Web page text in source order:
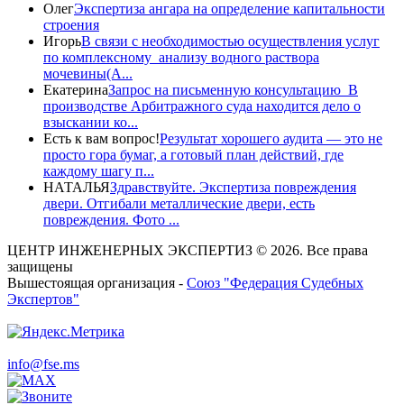
ОлегЭкспертиза ангара на определение капитальности
строения
ИгорьВ связи с необходимостью осуществления услуг
по комплексному анализу водного раствора
мочевины(A...
ЕкатеринаЗапрос на письменную консультацию В
производстве Арбитражного суда находится дело о
взыскании ко...
Есть к вам вопрос!Результат хорошего аудита — это не
просто гора бумаг, а готовый план действий, где
каждому шагу п...
НАТАЛЬЯЗдравствуйте. Экспертиза повреждения
двери. Отгибали металлические двери, есть
повреждения. Фото ...
ЦЕНТР ИНЖЕНЕРНЫХ ЭКСПЕРТИЗ © 2026. Все права
защищены
Вышестоящая организация - Союз "Федерация Судебных
Экспертов"
info@fse.ms